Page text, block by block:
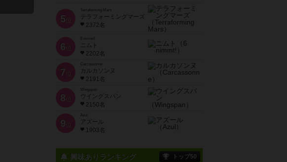
5 位
Terraforming Mars
テラフォーミングマーズ
2372名
6 位
ニムト
2202名
7 位
Carcassonne
カルカソンヌ
2191名
8 位
Wingspan
ウイングスパン
2150名
9 位
Azul
アズール
1903名
興味ありランキング トップ50